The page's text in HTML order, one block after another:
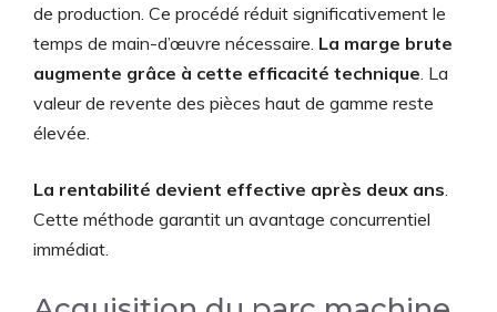
de production. Ce procédé réduit significativement le
temps de main-d’œuvre nécessaire. La marge brute
augmente grâce à cette efficacité technique . La
valeur de revente des pièces haut de gamme reste
élevée.
La rentabilité devient effective après deux ans
Cette méthode garantit un avantage concurrentiel
immédiat.